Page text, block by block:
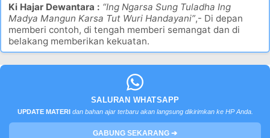
Ki Hajar Dewantara : “Ing Ngarsa Sung Tuladha Ing
Madya Mangun Karsa Tut Wuri Handayani”,- Di depan
memberi contoh, di tengah memberi semangat dan di
belakang memberikan kekuatan.
SALURAN WHATSAPP
UPDATE MATERI dan bahan ajar terbaru akan langsung dikirimkan ke HP Anda.
GABUNG SEKARANG ➔